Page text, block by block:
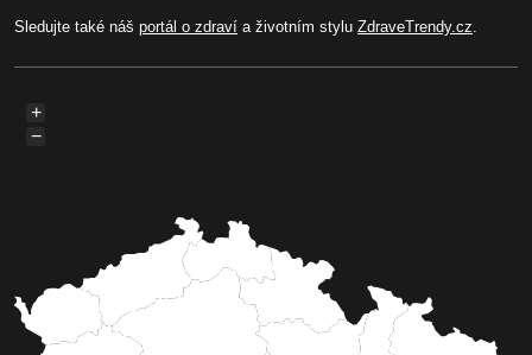
Sledujte také náš portál o zdraví a životním stylu ZdraveTrendy.cz
+
−